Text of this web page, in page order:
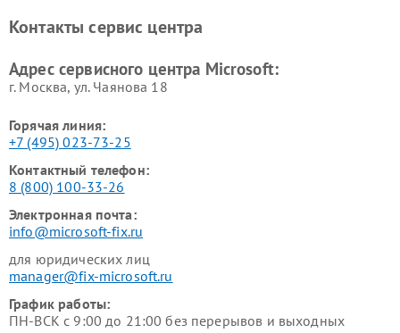
Контакты сервис центра
Адрес сервисного центра Microsoft:
г. Москва, ул. Чаянова 18
Горячая линия:
+7 (495) 023-73-25
Контактный телефон:
8 (800) 100-33-26
Электронная почта:
info@microsoft-fix.ru
для юридических лиц
manager@fix-microsoft.ru
График работы:
ПН-ВСК с 9:00 до 21:00 без перерывов и выходных